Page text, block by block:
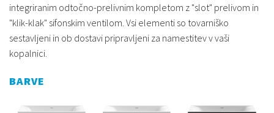
integriranim odtočno-prelivnim kompletom z "slot" prelivom in
"klik-klak" sifonskim ventilom. Vsi elementi so tovarniško
sestavljeni in ob dostavi pripravljeni za namestitev v vaši
kopalnici.
BARVE